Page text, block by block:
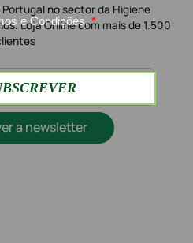
no sector da Higiene
Loja Online com mais de 1.500
a newsletter